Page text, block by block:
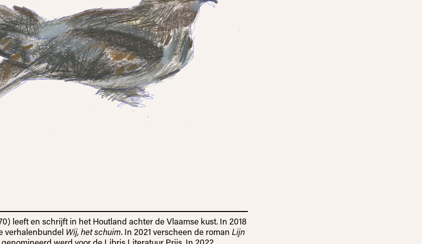
leeft en schrijft in het Houtland achter de Vlaamse kust. In 2018
verhalenbundel Wij, het schuim. In 2021 verscheen de roman Lijn